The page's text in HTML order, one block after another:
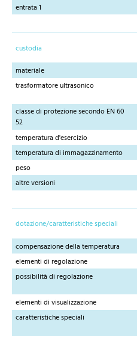
entrata 1
custodia
materiale
trasformatore ultrasonico
classe di protezione secondo EN 60
52
temperatura d'esercizio
temperatura di immagazzinamento
peso
altre versioni
dotazione/caratteristiche speciali
compensazione della temperatura
elementi di regolazione
possibilità di regolazione
elementi di visualizzazione
caratteristiche speciali